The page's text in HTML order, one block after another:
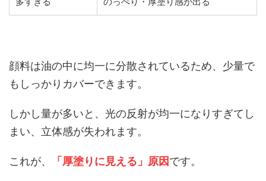
顔料は油の中に均一に分散されているため、少量で
もしっかりカバーできます。
しかし量が多いと、光の反射が均一になりすぎてし
まい、立体感が失われます。
これが、 「厚塗りに見える」原因です。